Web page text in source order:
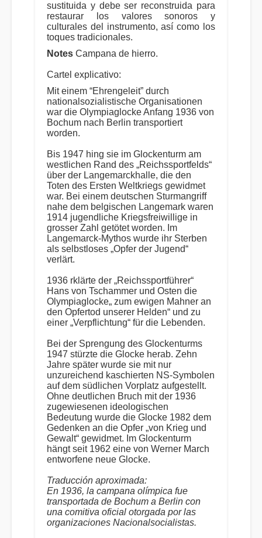
sustituida y debe ser reconstruida para
restaurar los valores sonoros y
culturales del instrumento, así como los
toques tradicionales.
Notes Campana de hierro.
Cartel explicativo:
Mit einem “Ehrengeleit” durch
nationalsozialistische Organisationen
war die Olympiaglocke Anfang 1936 von
Bochum nach Berlin transportiert
worden.
Bis 1947 hing sie im Glockenturm am
westlichen Rand des „Reichssportfelds“
über der Langemarckhalle, die den
Toten des Ersten Weltkriegs gewidmet
war. Bei einem deutschen Sturmangriff
nahe dem belgischen Langemark waren
1914 jugendliche Kriegsfreiwillige in
grosser Zahl getötet worden. Im
Langemarck-Mythos wurde ihr Sterben
als selbstloses „Opfer der Jugend“
verlärt.
1936 rklärte der „Reichssportführer“
Hans von Tschammer und Osten die
Olympiaglocke„ zum ewigen Mahner an
den Opfertod unserer Helden“ und zu
einer „Verpflichtung“ für die Lebenden.
Bei der Sprengung des Glockenturms
1947 stürzte die Glocke herab. Zehn
Jahre später wurde sie mit nur
unzureichend kaschierten NS-Symbolen
auf dem südlichen Vorplatz aufgestellt.
Ohne deutlichen Bruch mit der 1936
zugewiesenen ideologischen
Bedeutung wurde die Glocke 1982 dem
Gedenken an die Opfer „von Krieg und
Gewalt“ gewidmet. Im Glockenturm
hängt seit 1962 eine von Werner March
entworfene neue Glocke.
Traducción aproximada:
En 1936, la campana olímpica fue
transportada de Bochum a Berlin con
una comitiva oficial otorgada por las
organizaciones Nacionalsocialistas.